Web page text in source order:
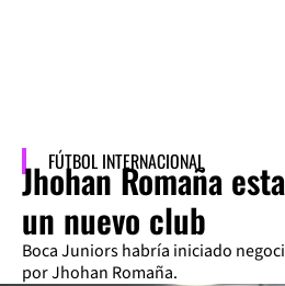
FÚTBOL INTERNACIONAL
Jhohan Romaña
un nuevo club
Boca Juniors habría iniciado
por Jhohan Romaña.